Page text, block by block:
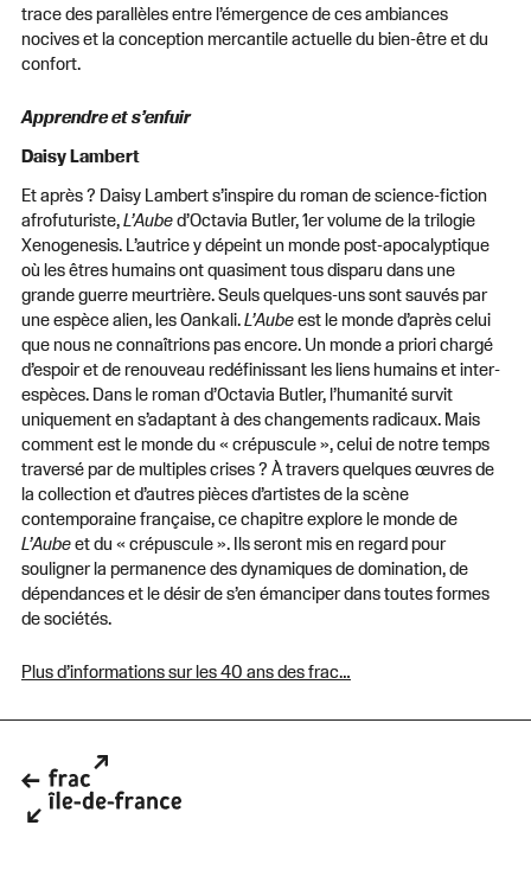
trace des parallèles entre l’émergence de ces ambiances
nocives et la conception mercantile actuelle du bien-être et du
confort.
Apprendre et s’enfuir
Daisy Lambert
Et après ? Daisy Lambert s’inspire du roman de science-fiction
afrofuturiste, L’Aubed’Octavia Butler, 1er volume de la trilogie
Xenogenesis. L’autrice y dépeint un monde post-apocalyptique
où les êtres humains ont quasiment tous disparu dans une
grande guerre meurtrière. Seuls quelques-uns sont sauvés par
une espèce alien, les Oankali. L’Aubeest le monde d’après celui
que nous ne connaîtrions pas encore. Un monde a priori chargé
d’espoir et de renouveau redéfinissant les liens humains et inter-
espèces. Dans le roman d’Octavia Butler, l’humanité survit
uniquement en s’adaptant à des changements radicaux. Mais
comment est le monde du « crépuscule », celui de notre temps
traversé par de multiples crises ? À travers quelques œuvres de
la collection et d’autres pièces d’artistes de la scène
contemporaine française, ce chapitre explore le monde de
L’Aubeet du « crépuscule ». Ils seront mis en regard pour
souligner la permanence des dynamiques de domination, de
dépendances et le désir de s’en émanciper dans toutes formes
de sociétés.
Plus d’informations sur les 40 ans des frac…